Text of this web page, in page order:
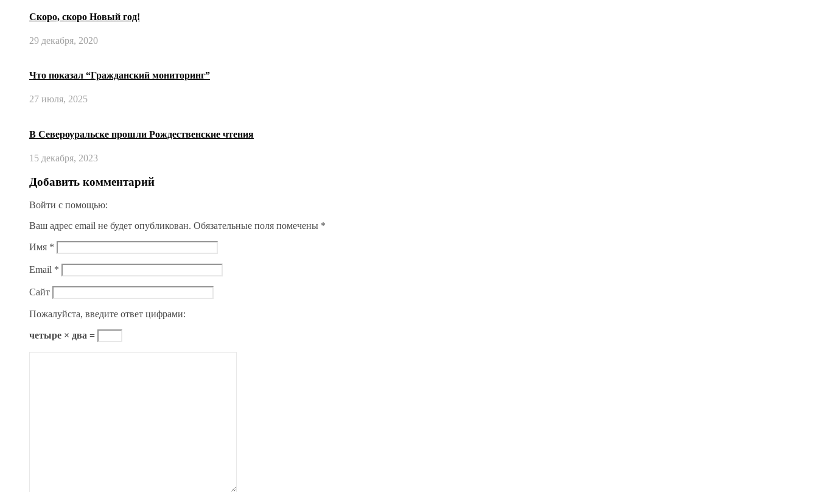
Скоро, скоро Новый год!
29 декабря, 2020
Что показал “Гражданский мониторинг”
27 июля, 2025
В Североуральске прошли Рождественские чтения
15 декабря, 2023
Добавить комментарий
Войти с помощью:
Ваш адрес email не будет опубликован. Обязательные поля помечены *
Имя *
Email *
Сайт
Пожалуйста, введите ответ цифрами:
четыре × два =